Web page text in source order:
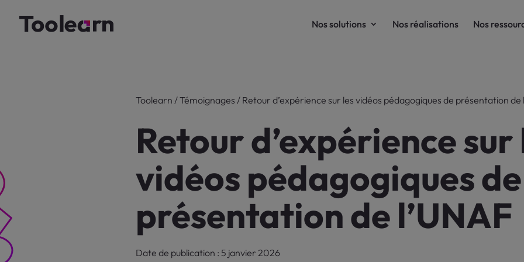
Nos solutions Nos réalisations Nos
Toolearn /Témoignages / Retour d’expérience sur les vidéos pédagogiques de présentation de
Retour d’expérience sur
vidéos pédagogiques de
présentation de l’UNAF
Date de publication : 5 janvier 2026